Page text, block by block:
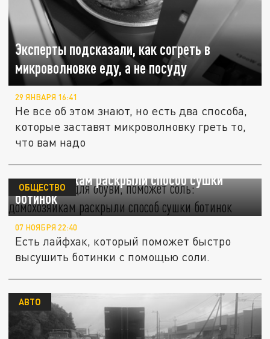
Эксперты подсказали, как согреть в
микроволновке еду, а не посуду
29 ЯНВАРЯ 16:41
Не все об этом знают, но есть два способа,
которые заставят микроволновку греть то,
что вам надо
Нет грелки для обуви, поможет соль:
домохозяйкам раскрыли способ сушки
ботинок
ОБЩЕСТВО
07 НОЯБРЯ 22:40
Есть лайфхак, который поможет быстро
высушить ботинки с помощью соли.
АВТО